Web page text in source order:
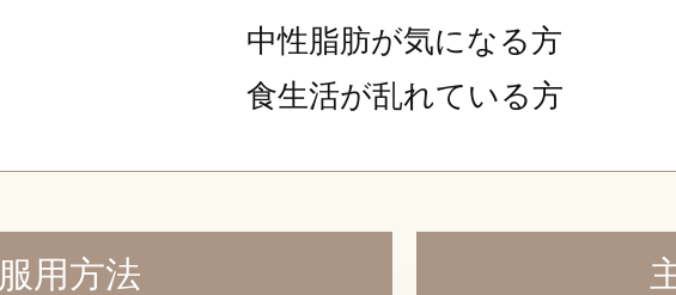
中性脂肪が気になる方
食生活が乱れている方
服用方法